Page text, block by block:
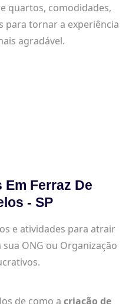
quartos, comodidades,
para tornar a experiência
agradável.
Em Ferraz De
- SP
e atividades para atrair
ONG ou Organização
de como a criação de